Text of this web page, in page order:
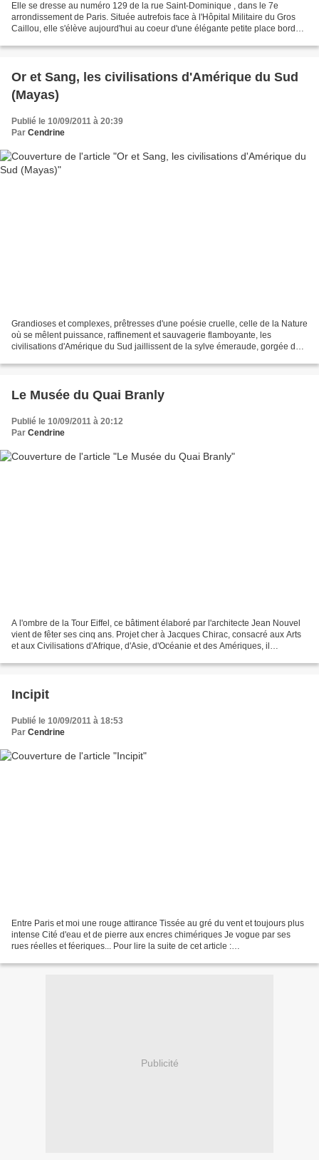
Elle se dresse au numéro 129 de la rue Saint-Dominique , dans le 7e
arrondissement de Paris. Située autrefois face à l'Hôpital Militaire du Gros
Caillou, elle s'élève aujourd'hui au coeur d'une élégante petite place bordée
Or et Sang, les civilisations d'Amérique du Sud
(Mayas)
Publié le 10/09/2011 à 20:39
Par Cendrine
Grandioses et complexes, prêtresses d'une poésie cruelle, celle de la Nature
où se mêlent puissance, raffinement et sauvagerie flamboyante, les
civilisations d'Amérique du Sud jaillissent de la sylve émeraude, gorgée de
Le Musée du Quai Branly
Publié le 10/09/2011 à 20:12
Par Cendrine
A l'ombre de la Tour Eiffel, ce bâtiment élaboré par l'architecte Jean Nouvel
vient de fêter ses cinq ans. Projet cher à Jacques Chirac, consacré aux Arts
et aux Civilisations d'Afrique, d'Asie, d'Océanie et des Amériques, il
Incipit
Publié le 10/09/2011 à 18:53
Par Cendrine
Entre Paris et moi une rouge attirance Tissée au gré du vent et toujours plus
intense Cité d'eau et de pierre aux encres chimériques Je vogue par ses
rues réelles et féeriques... Pour lire la suite de cet article :
Publicité